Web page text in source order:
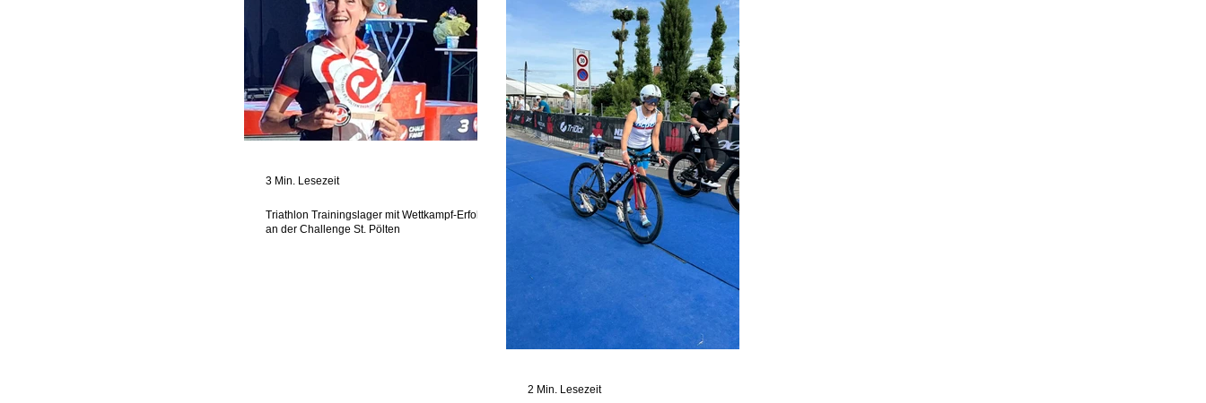
Triathlon Trainingslager mit Wettkampf-Erfolg
an der Challenge St. Pölten
3 Min. Lesezeit
2 Min. Lesezeit